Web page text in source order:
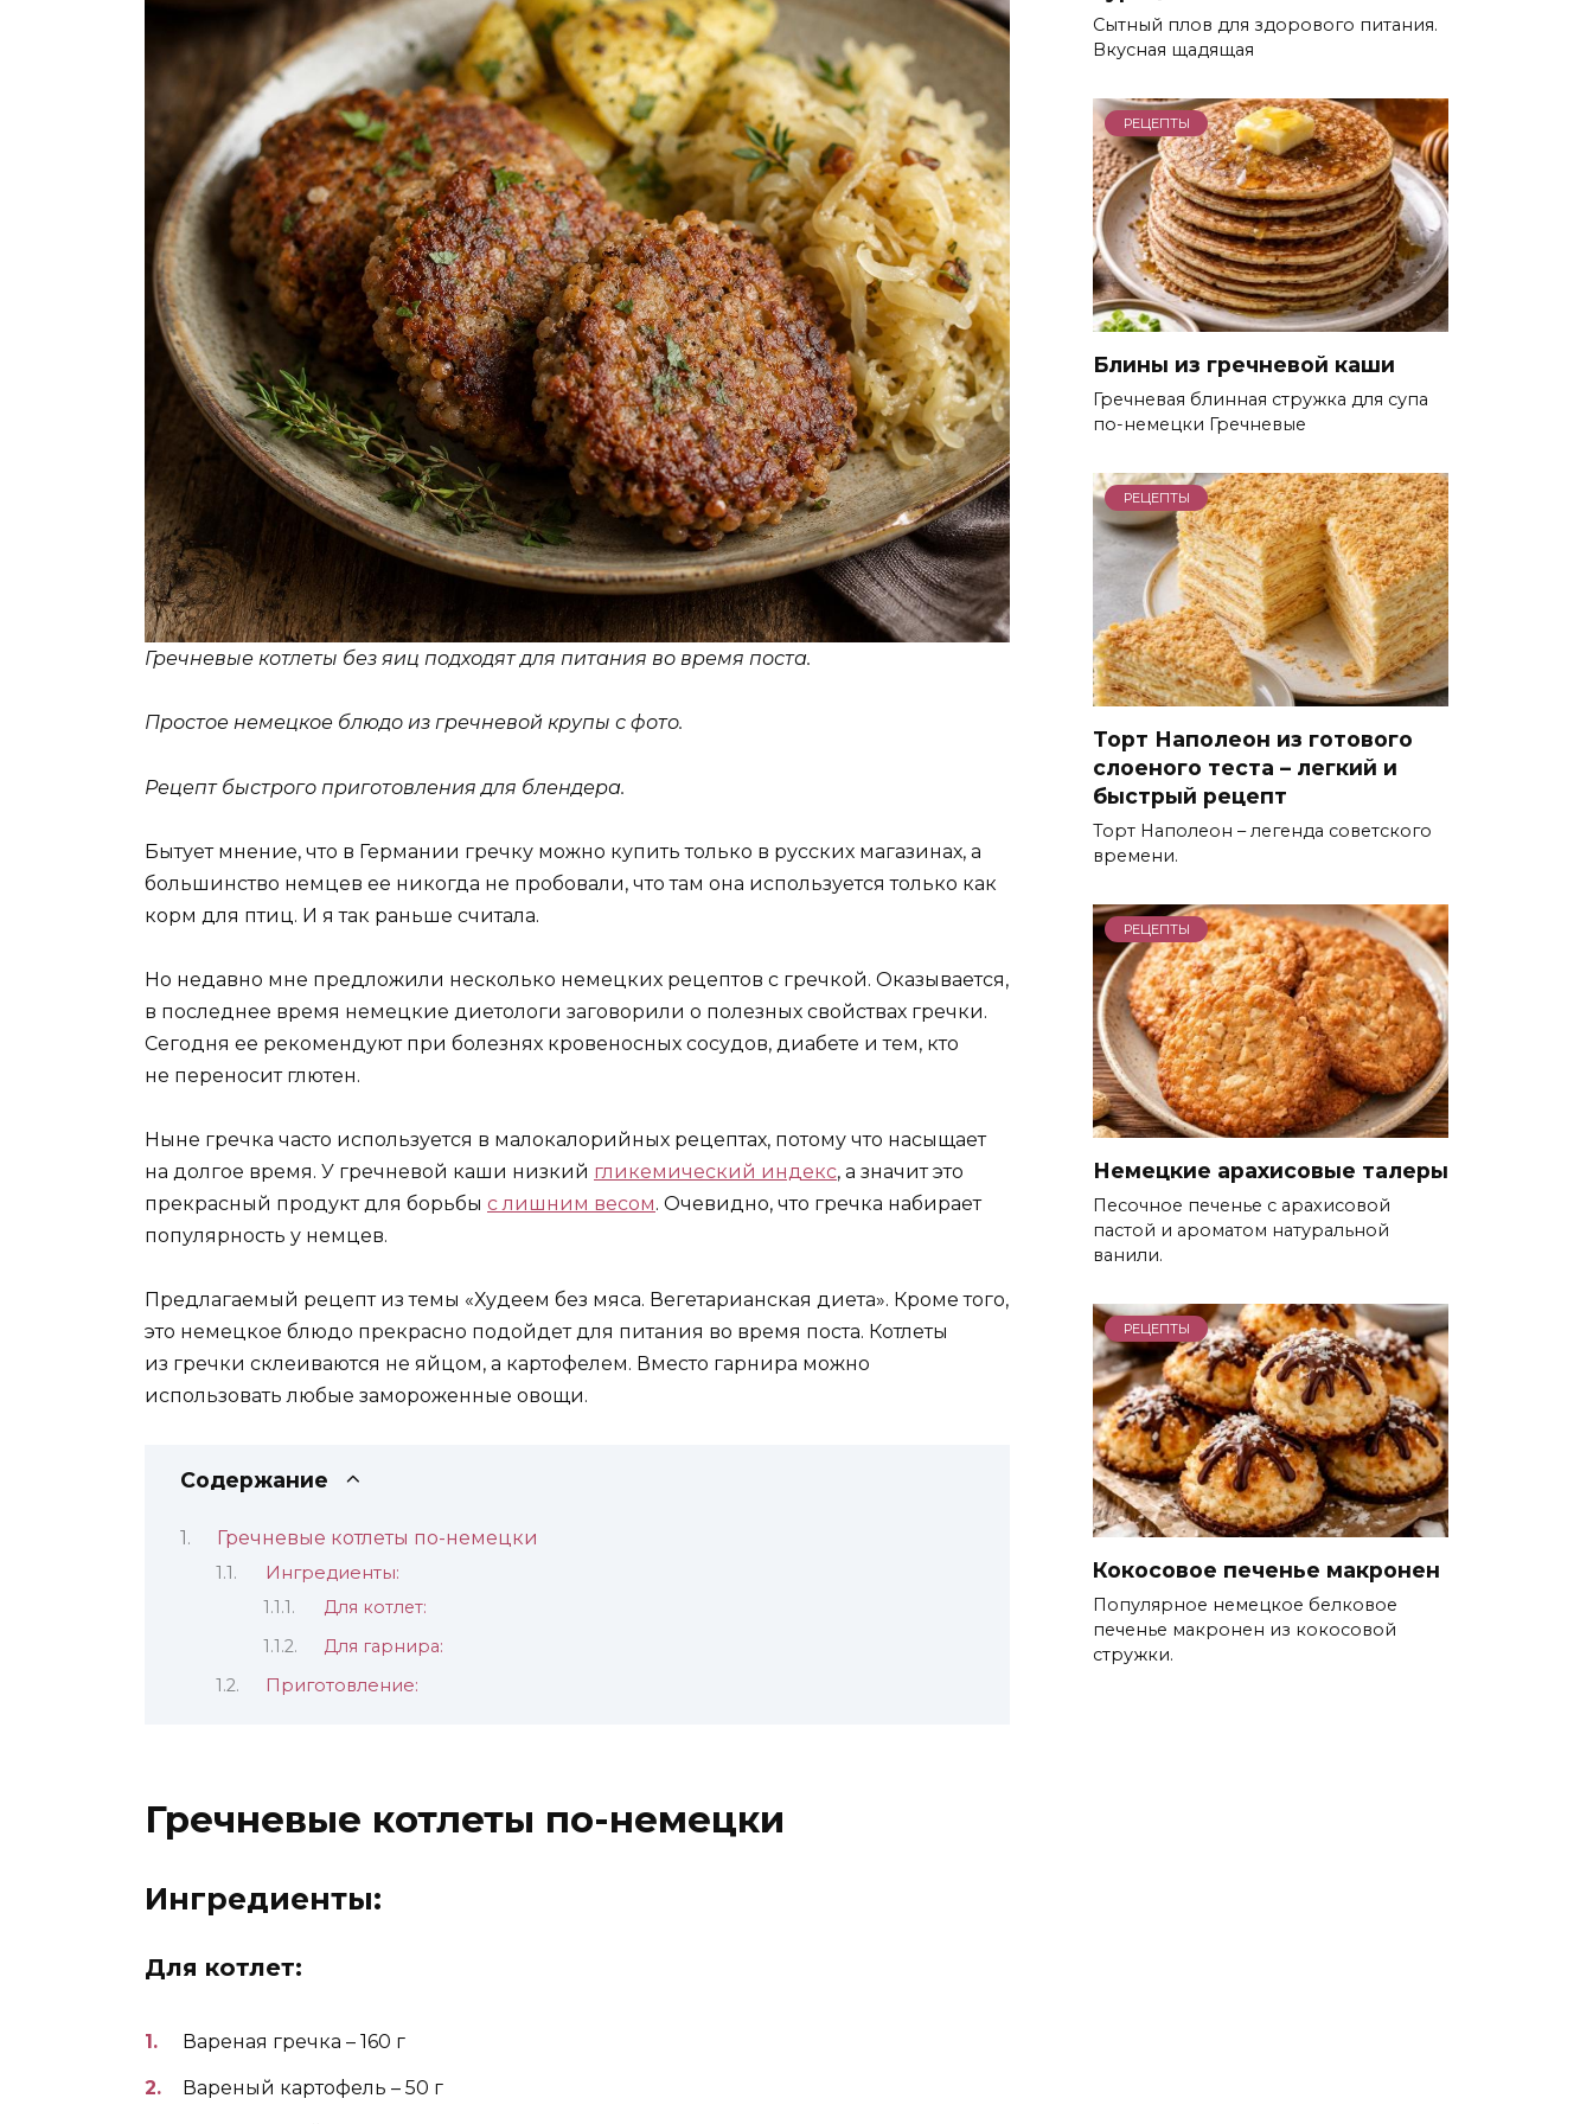
Гречневые котлеты без яиц подходят для питания во время поста.
Простое немецкое блюдо из гречневой крупы с фото.
Рецепт быстрого приготовления для блендера.
Бытует мнение, что в Германии гречку можно купить только в русских магазинах, а
большинство немцев ее никогда не пробовали, что там она используется только как
корм для птиц. И я так раньше считала.
Но недавно мне предложили несколько немецких рецептов с гречкой. Оказывается,
в последнее время немецкие диетологи заговорили о полезных свойствах гречки.
Сегодня ее рекомендуют при болезнях кровеносных сосудов, диабете и тем, кто
не переносит глютен.
Ныне гречка часто используется в малокалорийных рецептах, потому что насыщает
на долгое время. У гречневой каши низкий гликемический индекс, а значит это
прекрасный продукт для борьбы с лишним весом. Очевидно, что гречка набирает
популярность у немцев.
Предлагаемый рецепт из темы «Худеем без мяса. Вегетарианская диета». Кроме того,
это немецкое блюдо прекрасно подойдет для питания во время поста. Котлеты
из гречки склеиваются не яйцом, а картофелем. Вместо гарнира можно
использовать любые замороженные овощи.
Содержание
Гречневые котлеты по-немецки
Ингредиенты:
Для котлет:
Для гарнира:
Приготовление:
Гречневые котлеты по-немецки
Ингредиенты:
Для котлет:
Вареная гречка – 160 г
Вареный картофель – 50 г
Сытный плов для здорового питания.
Вкусная щадящая
РЕЦЕПТЫ
Блины из гречневой каши
Гречневая блинная стружка для супа
по-немецки Гречневые
РЕЦЕПТЫ
Торт Наполеон из готового
слоеного теста – легкий и
быстрый рецепт
Торт Наполеон – легенда советского
времени.
РЕЦЕПТЫ
Немецкие арахисовые талеры
Песочное печенье с арахисовой
пастой и ароматом натуральной
ванили.
РЕЦЕПТЫ
Кокосовое печенье макронен
Популярное немецкое белковое
печенье макронен из кокосовой
стружки.